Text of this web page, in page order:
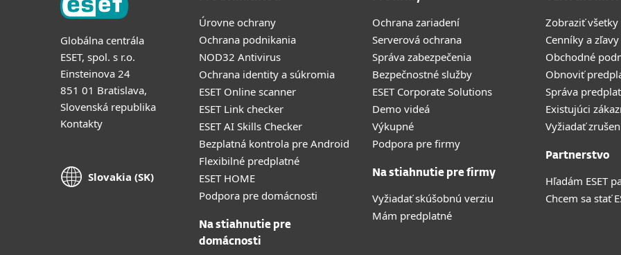
Globálna centrála
ESET, spol. s r.o.
Einsteinova 24
851 01 Bratislava,
Slovenská republika
Kontakty
Slovakia (SK)
Úrovne ochrany
Ochrana podnikania
NOD32 Antivirus
Ochrana identity a súkromia
ESET Online scanner
ESET Link checker
ESET AI Skills Checker
Bezplatná kontrola pre Android
Flexibilné predplatné
ESET HOME
Podpora pre domácnosti
Na stiahnutie pre
domácnosti
Ochrana zariadení
Serverová ochrana
Správa zabezpečenia
Bezpečnostné služby
ESET Corporate Solutions
Demo videá
Výkupné
Podpora pre firmy
Na stiahnutie pre firmy
Vyžiadať skúšobnú verziu
Mám predplatné
Zobraziť
Cenníky a zľavy
Obchodné
Obnoviť
Správa
Existujúci
Vyžiadať
Partnerstvo
Hľadám ESET
Chcem sa stať